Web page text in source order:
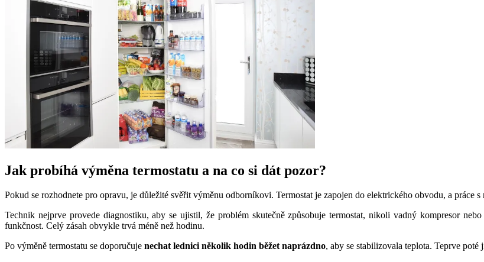
Jak probíhá výměna termostatu a na co si dát pozor?
Pokud se rozhodnete pro opravu, je důležité svěřit výměnu odborníkovi. Termostat je zapojen do elektrického obvodu, a práce
Technik nejprve provede diagnostiku, aby se ujistil, že problém skutečně způsobuje termostat, nikoli vadný kompresor
funkčnost. Celý zásah obvykle trvá méně než hodinu.
Po výměně termostatu se doporučuje nechat lednici několik hodin běžet naprázdno, aby se stabilizovala teplota. Teprve